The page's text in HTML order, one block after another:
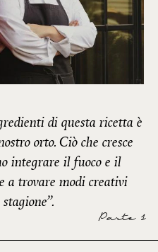
di questa ricetta è
orto. Ciò che cresce
integrare il fuoco e il
a trovare modi creativi
Parte 1